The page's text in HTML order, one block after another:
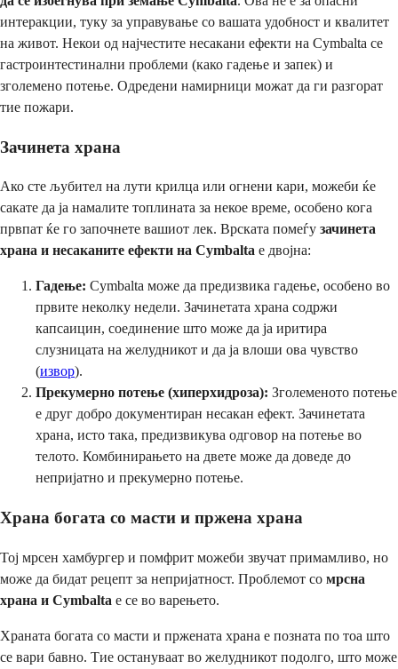
интеракции, туку за управување со вашата удобност и квалитет
на живот. Некои од најчестите несакани ефекти на Cymbalta се
гастроинтестинални проблеми (како гадење и запек) и
зголемено потење. Одредени намирници можат да ги разгорат
тие пожари.
Зачинета храна
Ако сте љубител на лути крилца или огнени кари, можеби ќе
сакате да ја намалите топлината за некое време, особено кога
првпат ќе го започнете вашиот лек. Врската помеѓу зачинета
храна и несаканите ефекти на Cymbalta е двојна:
Гадење: Cymbalta може да предизвика гадење, особено во
првите неколку недели. Зачинетата храна содржи
капсаицин, соединение што може да ја иритира
слузницата на желудникот и да ја влоши ова чувство
(извор).
Прекумерно потење (хиперхидроза): Зголеменото потење
е друг добро документиран несакан ефект. Зачинетата
храна, исто така, предизвикува одговор на потење во
телото. Комбинирањето на двете може да доведе до
непријатно и прекумерно потење.
Храна богата со масти и пржена храна
Тој мрсен хамбургер и помфрит можеби звучат примамливо, но
може да бидат рецепт за непријатност. Проблемот со мрсна
храна и Cymbalta е се во варењето.
Храната богата со масти и пржената храна е позната по тоа што
се вари бавно. Тие остануваат во желудникот подолго, што може